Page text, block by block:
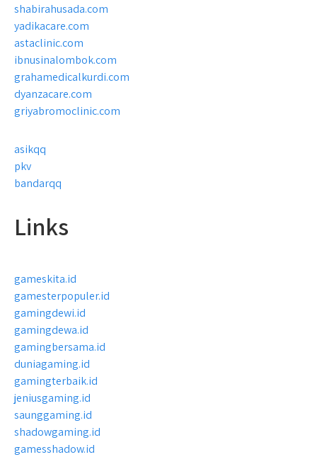
shabirahusada.com
yadikacare.com
astaclinic.com
ibnusinalombok.com
grahamedicalkurdi.com
dyanzacare.com
griyabromoclinic.com
asikqq
pkv
bandarqq
Links
gameskita.id
gamesterpopuler.id
gamingdewi.id
gamingdewa.id
gamingbersama.id
duniagaming.id
gamingterbaik.id
jeniusgaming.id
saunggaming.id
shadowgaming.id
gamesshadow.id